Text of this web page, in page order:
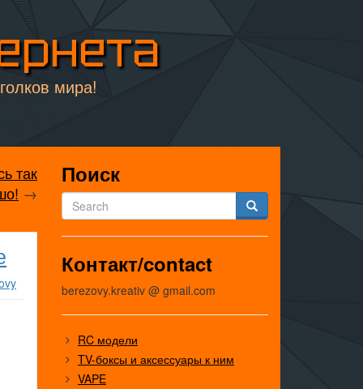
мира!
так
→
Поиск
Контакт/contact
berezovy.kreativ @ gmail.com
RC модели
TV-боксы и аксессуары к ним
VAPE